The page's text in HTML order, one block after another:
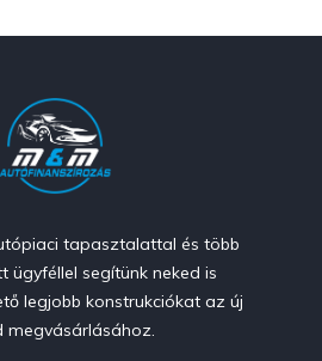
tapasztalattal és több
ügyféllel segítünk neked is
legjobb konstrukciókat az új
megvásárlásához.